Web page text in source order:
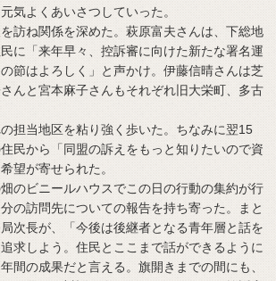
気よくあいさつしていった。
訪ね関係を深めた。萩原富夫さんは、下総地
に「来年早々、控訴審に向けた新たな署名運
節はよろしく」と声かけ。伊藤信晴さんは芝
んと宮本麻子さんもそれぞれ旧大栄町、多古
担当地区を粘り強く歩いた。ちなみに翌15
民から「同盟の訴えをもっと知りたいので資
望が寄せられた。
のビニールハウスでこの日の行動の集約が行
の訪問先についての報告を持ち寄った。まと
次長が、「今後は後継者となる青年層と話を
求しよう。住民とここまで話ができるように
間の成果だと言える。旗開きまでの間にも、